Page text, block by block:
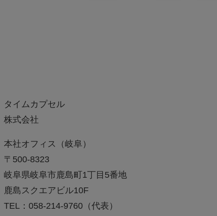
タイムカプセル
株式会社
本社オフィス（岐阜）
〒500-8323
岐阜県岐阜市鹿島町1丁目5番地
鹿島スクエアビル10F
TEL：058-214-9760（代表）